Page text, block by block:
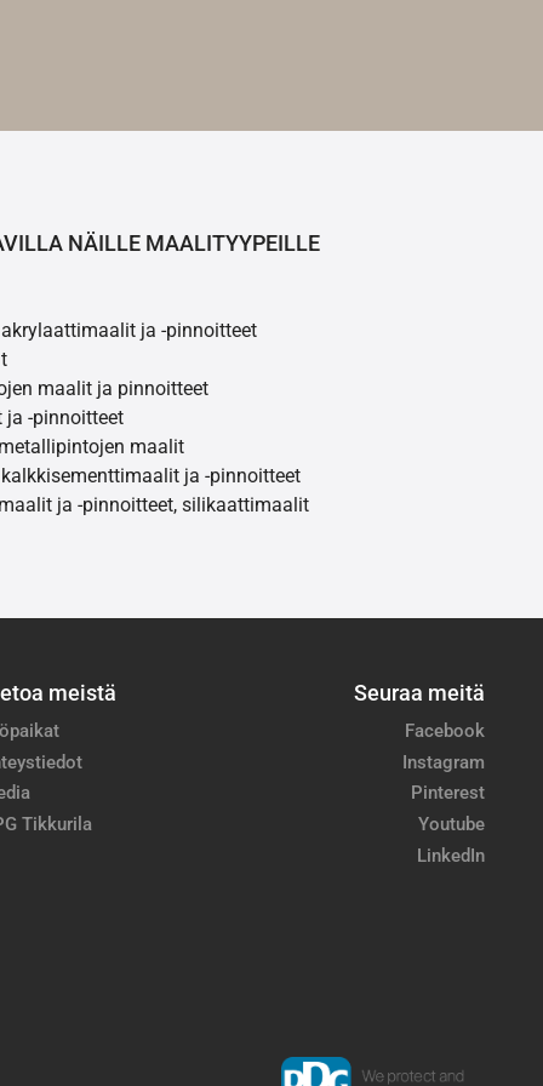
NÄILLE MAALITYYPEILLE
ja -pinnoitteet
maalit ja pinnoitteet
ja -pinnoitteet
maalit
ja -pinnoitteet
ja -pinnoitteet, silikaattimaalit
meistä
Tikkurila
Seuraa meitä
Facebook
Instagram
Pinterest
Youtube
LinkedIn